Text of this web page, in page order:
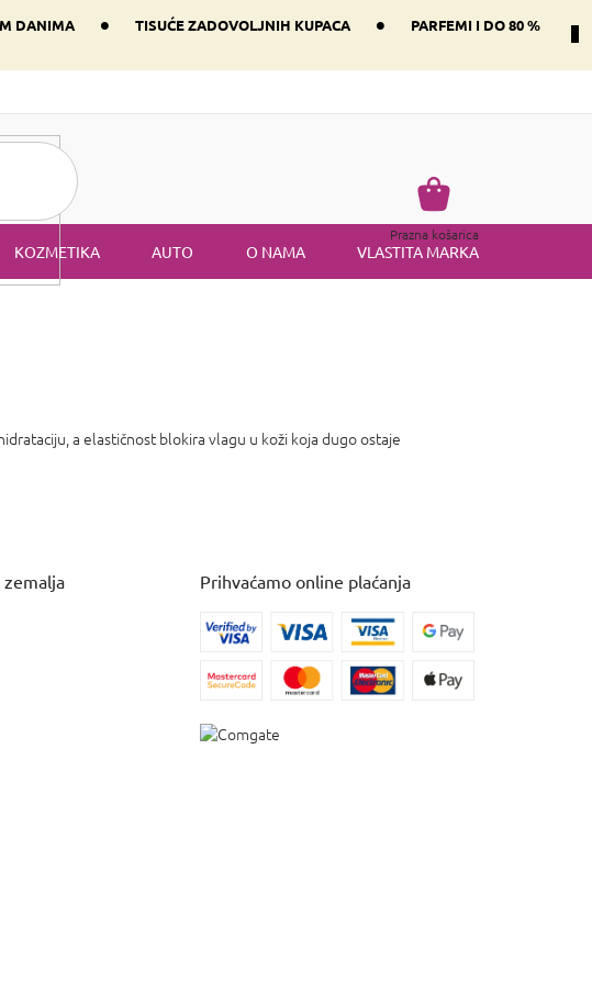
DANIMA • TISUĆE ZADOVOLJNIH KUPACA •
PARFEMI I DO 80 %
Košarica
Prazna košarica
KOZMETIKA AUTO O NAMA VLASTITA MARKA
a elastičnost blokira vlagu u koži koja dugo ostaje
zemalja
Prihvaćamo online plaćanja